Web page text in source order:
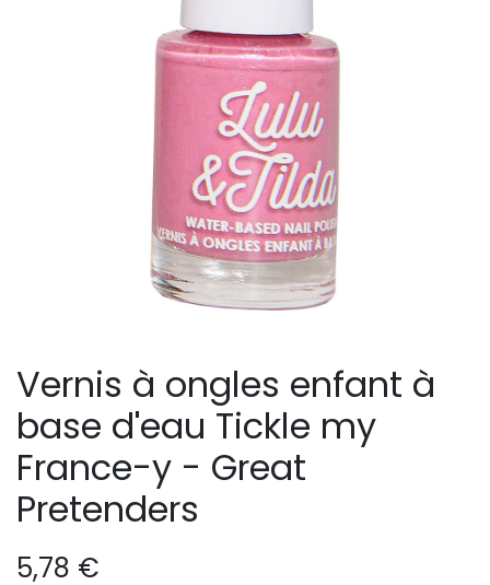
Vernis à ongles enfant à
base d'eau Tickle my
France-y - Great
Pretenders
5,78 €